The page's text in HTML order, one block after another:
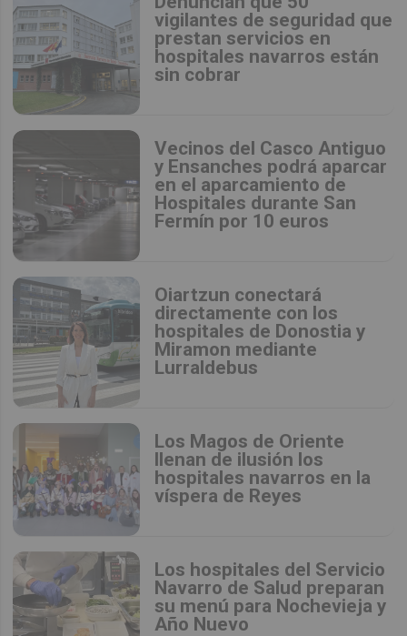
vigilantes de seguridad que
prestan servicios en
hospitales navarros están
sin cobrar
Vecinos del Casco Antiguo
y Ensanches podrá aparcar
en el aparcamiento de
Hospitales durante San
Fermín por 10 euros
Oiartzun conectará
directamente con los
hospitales de Donostia y
Miramon mediante
Lurraldebus
Los Magos de Oriente
llenan de ilusión los
hospitales navarros en la
víspera de Reyes
Los hospitales del Servicio
Navarro de Salud preparan
su menú para Nochevieja y
Año Nuevo